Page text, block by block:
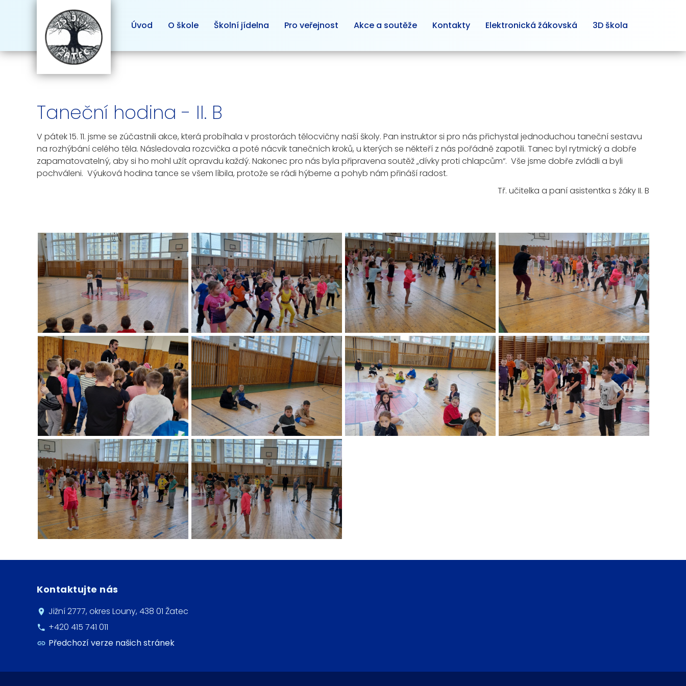
Úvod O škole Školní jídelna Pro veřejnost Akce a soutěže Kontakty Elektronická žákovská 3D škola
Taneční hodina - II. B
V pátek 15. 11. jsme se zúčastnili akce, která probíhala v prostorách tělocvičny naší školy. Pan instruktor si pro nás přichystal jednoduchou taneční sestavu
na rozhýbání celého těla. Následovala rozcvička a poté nácvik tanečních kroků, u kterých se někteří z nás pořádně zapotili. Tanec byl rytmický a dobře
zapamatovatelný, aby si ho mohl užít opravdu každý. Nakonec pro nás byla připravena soutěž „dívky proti chlapcům“. Vše jsme dobře zvládli a byli
pochváleni. Výuková hodina tance se všem líbila, protože se rádi hýbeme a pohyb nám přináší radost.
Tř. učitelka a paní asistentka s žáky II. B
Kontaktujte nás
Jižní 2777, okres Louny, 438 01 Žatec
+420 415 741 011
Předchozí verze našich stránek